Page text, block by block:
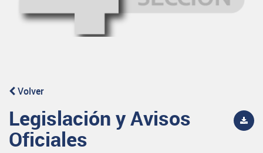
Volver
Legislación y Avisos
Oficiales